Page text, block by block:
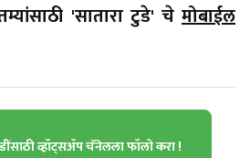
'सातारा टुडे' चे मोबाईल
व्हॉट्सॲप चॅनेलला फॉलो करा !